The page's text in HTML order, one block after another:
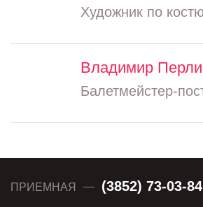
Художник по
Владимир
Балетмейстер-
ПРИЕМНАЯ (3852) 73-03-84